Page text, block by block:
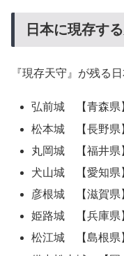
日本に現存す
『現存天守』が残る
弘前城 【青森県
松本城 【長野県
丸岡城 【福井県
犬山城 【愛知県
彦根城 【滋賀県
姫路城 【兵庫県
松江城 【島根県